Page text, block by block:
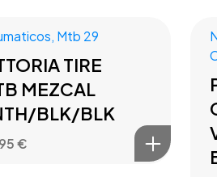
, Mtb 29
TIRE
MEZCAL
BLK/BLK
€